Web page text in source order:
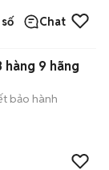
Chat
hàng 9 hãng
bảo hành